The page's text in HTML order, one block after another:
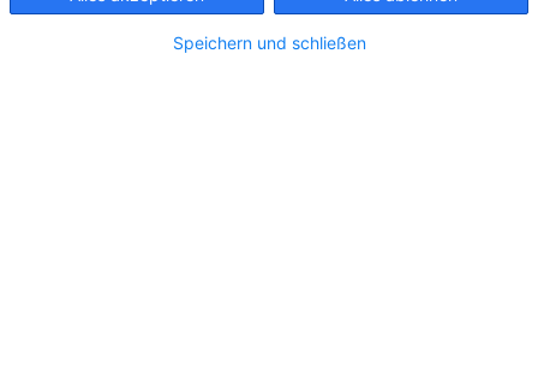
Speichern und schließen